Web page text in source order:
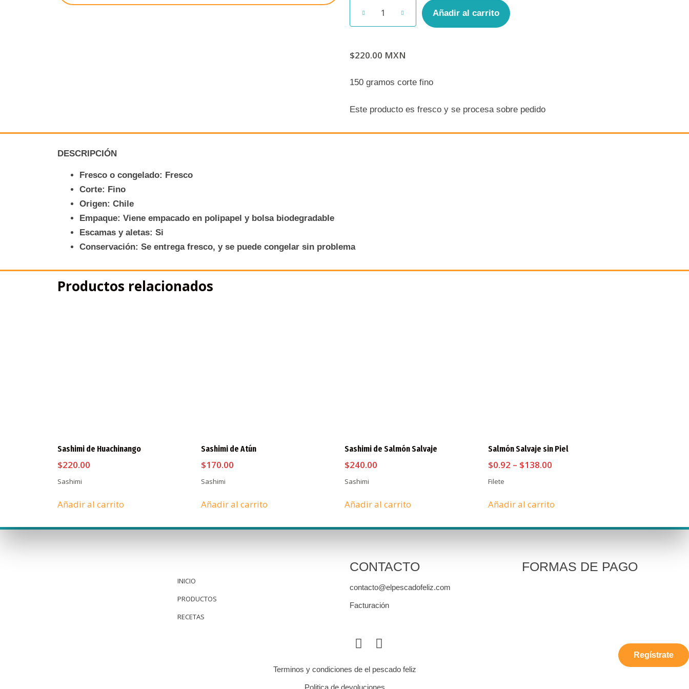
Añadir al carrito
$220.00
150 gramos corte fino
Este producto es fresco y se procesa sobre pedido
DESCRIPCIÓN
Fresco o congelado: Fresco
Corte: Fino
Origen: Chile
Empaque: Viene empacado en polipapel y bolsa biodegradable
Escamas y aletas: Si
Conservación: Se entrega fresco, y se puede congelar sin problema
Productos relacionados
Sashimi de Huachinango
$220.00
Sashimi
Añadir al carrito
Sashimi de Atún
$170.00
Sashimi
Añadir al carrito
Sashimi de Salmón Salvaje
$240.00
Sashimi
Añadir al carrito
Salmón Salvaje sin Piel
$0.92 – $138.00
Filete
Añadir al carrito
Regístrate
INICIO
PRODUCTOS
RECETAS
CONTACTO
contacto@elpescadofeliz.com
Facturación
FORMAS DE PAGO
Terminos y condiciones de el pescado feliz
Politica de devoluciones